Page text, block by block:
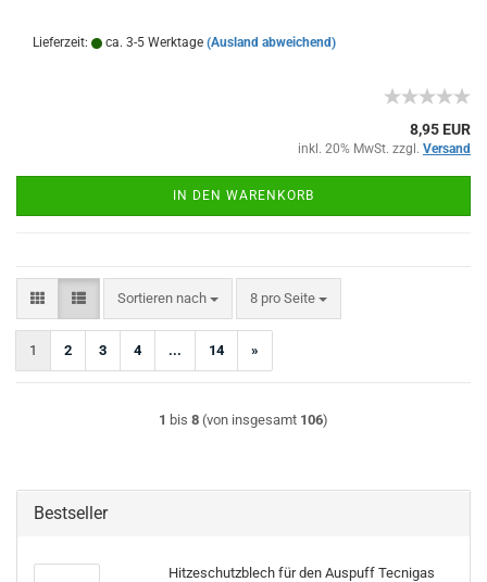
Lieferzeit: ca. 3-5 Werktage (Ausland abweichend)
8,95 EUR
inkl. 20% MwSt. zzgl. Versand
IN DEN WARENKORB
Sortieren nach
Sortieren nach 8 pro Seite
pro Seite
1 2 3 4 ... 14 »
1 bis 8 (von insgesamt 106)
Bestseller
Hitzeschutzblech für den Auspuff Tecnigas